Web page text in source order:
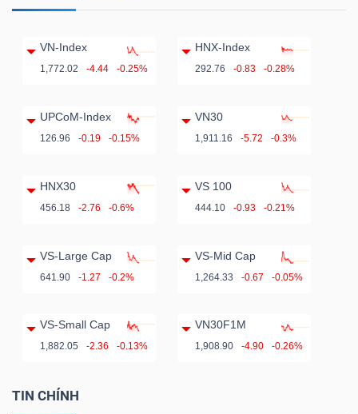
VN-Index
1,772.02 -4.44 -0.25%
HNX-Index
292.76 -0.83 -0.28%
UPCoM-Index
126.96 -0.19 -0.15%
VN30
1,911.16 -5.72 -0.3%
HNX30
456.18 -2.76 -0.6%
VS 100
444.10 -0.93 -0.21%
VS-Large Cap
641.90 -1.27 -0.2%
VS-Mid Cap
1,264.33 -0.67 -0.05%
VS-Small Cap
1,882.05 -2.36 -0.13%
VN30F1M
1,908.90 -4.90 -0.26%
TIN CHÍNH